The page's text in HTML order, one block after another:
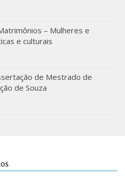
– Mulheres e
e culturais
de Mestrado de
de Souza